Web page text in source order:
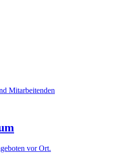
Mitarbeitenden
vor Ort.